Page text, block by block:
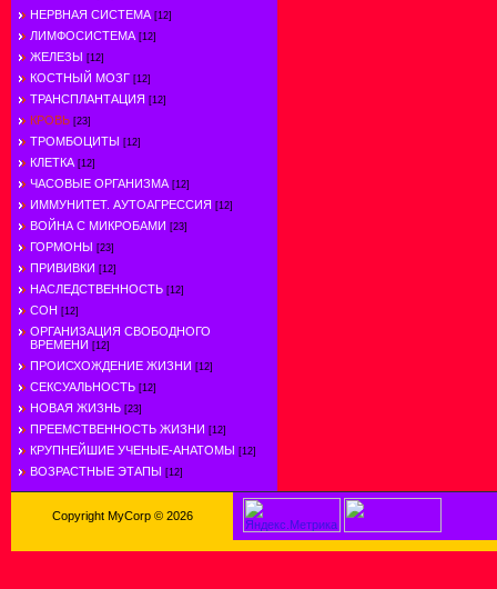
НЕРВНАЯ СИСТЕМА [12]
ЛИМФОСИСТЕМА [12]
ЖЕЛЕЗЫ [12]
КОСТНЫЙ МОЗГ [12]
ТРАНСПЛАНТАЦИЯ [12]
КРОВЬ [23]
ТРОМБОЦИТЫ [12]
КЛЕТКА [12]
ЧАСОВЫЕ ОРГАНИЗМА [12]
ИММУНИТЕТ. АУТОАГРЕССИЯ [12]
ВОЙНА С МИКРОБАМИ [23]
ГОРМОНЫ [23]
ПРИВИВКИ [12]
НАСЛЕДСТВЕННОСТЬ [12]
СОН [12]
ОРГАНИЗАЦИЯ СВОБОДНОГО
ВРЕМЕНИ [12]
ПРОИСХОЖДЕНИЕ ЖИЗНИ [12]
СЕКСУАЛЬНОСТЬ [12]
НОВАЯ ЖИЗНЬ [23]
ПРЕЕМСТВЕННОСТЬ ЖИЗНИ [12]
КРУПНЕЙШИЕ УЧЕНЫЕ-АНАТОМЫ [12]
ВОЗРАСТНЫЕ ЭТАПЫ [12]
Copyright MyCorp © 2026